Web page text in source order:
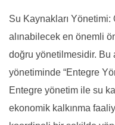
Su Kaynakları
alınabilecek en önemli
doğru yönetilmesidir. Bu
yönetiminde “Entegre
Entegre yönetim ile su
ekonomik kalkınma